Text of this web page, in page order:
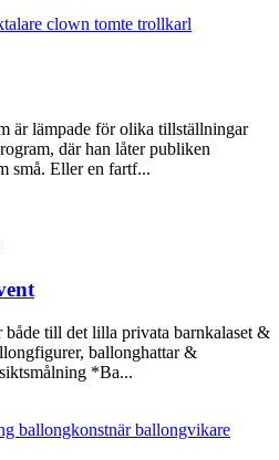
clown tomte trollkarl
är lämpade för olika tillställningar
där han låter publiken
små. Eller en fartf...
till det lilla privata barnkalaset &
ballonghattar &
*Ba...
ballongkonstnärballongvikare